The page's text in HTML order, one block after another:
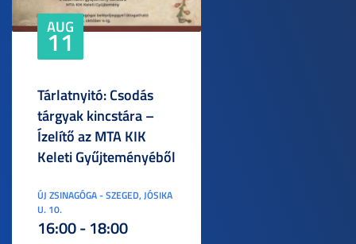
AUG
11
Tárlatnyitó: Csodás
tárgyak kincstára –
Ízelítő az MTA KIK
Keleti Gyűjteményéből
ÚJ ZSINAGÓGA - SZEGED, JÓSIKA
U. 10.
16:00 - 18:00